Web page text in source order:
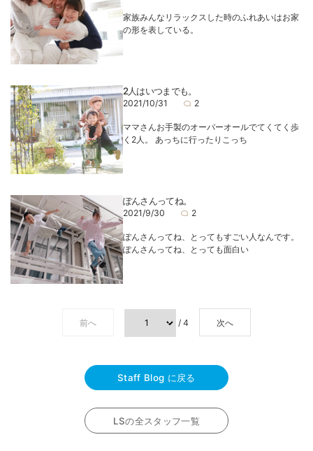
家族みんなリラックスした時のふれあいはお家
の形を表している。
2人はいつまでも。
2021/10/31 2
ママさんお手製のオーバーオールでてくてく歩
く2人。 あっちに行ったりこっち
ぽんさんってね。
2021/9/30 2
ぽんさんってね、とってもすごい人なんです。
ぽんさんってね、とっても面白い
前へ / 4 次へ
Staff Blog に戻る
LSの全スタッフ一覧